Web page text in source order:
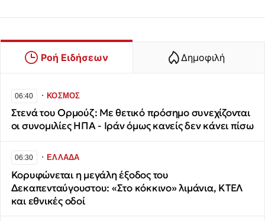
Ροή Ειδήσεων Δημοφιλή
06:40 ∙ΚΟΣΜΟΣ
Στενά του Ορμούζ: Με θετικό πρόσημο συνεχίζονται
οι συνομιλίες ΗΠΑ - Ιράν όμως κανείς δεν κάνει πίσω
06:30 ∙ΕΛΛΑΔΑ
Κορυφώνεται η μεγάλη έξοδος του
Δεκαπενταύγουστου: «Στο κόκκινο» λιμάνια, ΚΤΕΛ
και εθνικές οδοί